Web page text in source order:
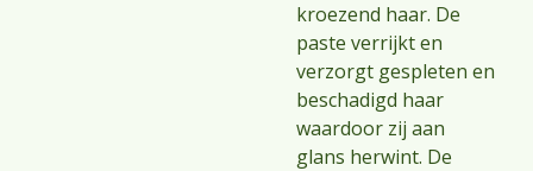
kroezend haar. De
paste verrijkt en
verzorgt gespleten en
beschadigd haar
waardoor zij aan
glans herwint. De